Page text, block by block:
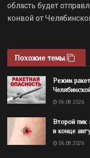
область будет
конвой от
Похожие темы
Режим
06.08.2026
Второй пик
в конце
06.08.2026